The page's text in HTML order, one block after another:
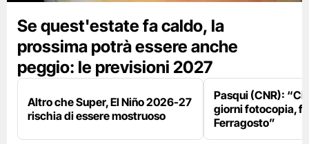
Se quest'estate fa caldo, la
prossima potrà essere anche
peggio: le previsioni 2027
Altro che Super, El Niño 2026-27
rischia di essere mostruoso
Pasqui (CNR):
giorni fotocopia,
Ferragosto”